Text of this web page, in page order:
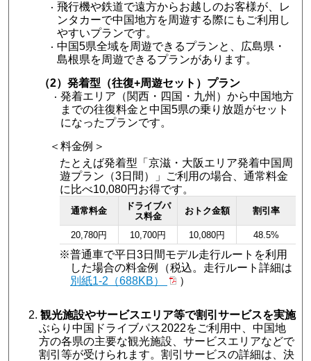
飛行機や鉄道で遠方からお越しのお客様が、レ
ンタカーで中国地方を周遊する際にもご利用し
やすいプランです。
中国5県全域を周遊できるプランと、広島県・
島根県を周遊できるプランがあります。
（2）発着型（往復+周遊セット）プラン
発着エリア（関西・四国・九州）から中国地方
までの往復料金と中国5県の乗り放題がセット
になったプランです。
＜料金例＞
たとえば発着型「京滋・大阪エリア発着中国周
遊プラン（3日間）」ご利用の場合、通常料金
に比べ10,080円お得です。
通常料金
ドライブパ
ス料金
おトク金額 割引率
20,780円 10,700円 10,080円 48.5%
※普通車で平日3日間モデル走行ルートを利用
した場合の料金例（税込。走行ルート詳細は
別紙1-2（688KB）
）
観光施設やサービスエリア等で割引サービスを実施
ぶらり中国ドライブパス2022をご利用中、中国地
方の各県の主要な観光施設、サービスエリアなどで
割引等が受けられます。割引サービスの詳細は、決